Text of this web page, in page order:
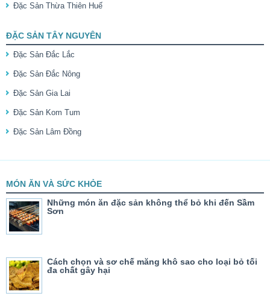
Đặc Sản Thừa Thiên Huế
ĐẶC SẢN TÂY NGUYÊN
Đặc Sản Đắc Lắc
Đặc Sản Đắc Nông
Đặc Sản Gia Lai
Đặc Sản Kom Tum
Đặc Sản Lâm Đồng
MÓN ĂN VÀ SỨC KHỎE
Những món ăn đặc sản không thể bỏ khi đến Sầm
Sơn
Cách chọn và sơ chế măng khô sao cho loại bỏ tối
đa chất gây hại